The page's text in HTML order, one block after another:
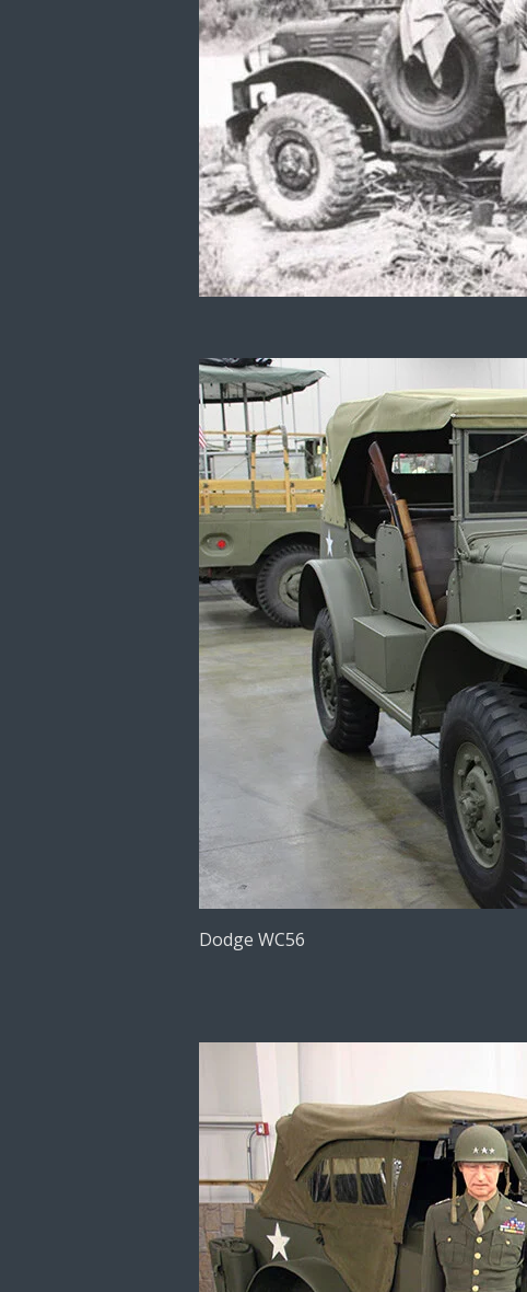
Dodge WC56